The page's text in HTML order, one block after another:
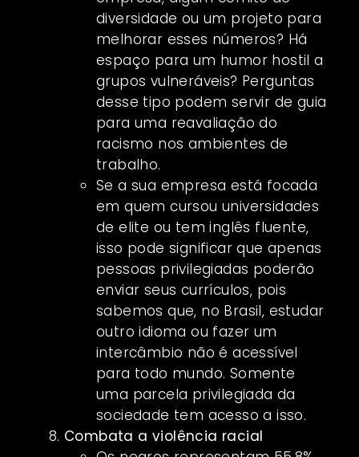
diversidade ou um projeto para
melhorar esses números? Há
espaço para um humor hostil a
grupos vulneráveis? Perguntas
desse tipo podem servir de guia
para uma reavaliação do
racismo nos ambientes de
trabalho.
Se a sua empresa está focada
em quem cursou universidades
de elite ou tem inglês fluente,
isso pode significar que apenas
pessoas privilegiadas poderão
enviar seus currículos, pois
sabemos que, no Brasil, estudar
outro idioma ou fazer um
intercâmbio não é acessível
para todo mundo. Somente
uma parcela privilegiada da
sociedade tem acesso a isso.
Combata a violência racial